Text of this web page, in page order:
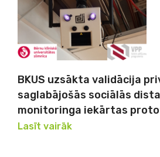
BKUS uzsākta validācija
saglabājošās sociālās
monitoringa iekārtas
Lasīt vairāk